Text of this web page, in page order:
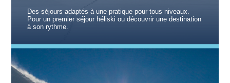
Des séjours adaptés à une pratique pour tous niveaux.
Pour un premier séjour héliski ou découvrir une destination
à son rythme.